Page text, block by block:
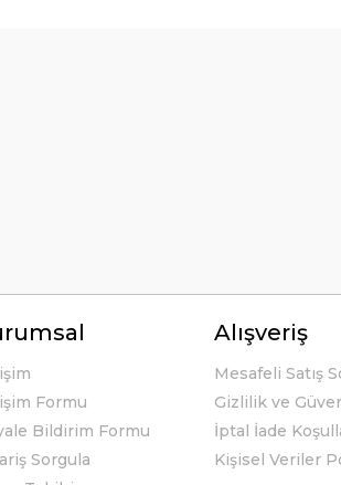
Gayet ilgili ve açıklayıcı bir şekilde benimle
Formu
Bildirim Formu
Sorgula
Alışveriş
Mesafeli Satış
Gizlilik ve
İptal İade
Kişisel Veriler